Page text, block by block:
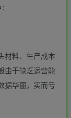
材料、生产成本
由于缺乏运营能
据华丽，实而亏